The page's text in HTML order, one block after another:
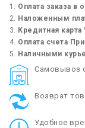
Оплата заказа в
Наложенным
Кредитная карта
Оплата счета
Наличными
Cамовывоз
Возврат
Удобное